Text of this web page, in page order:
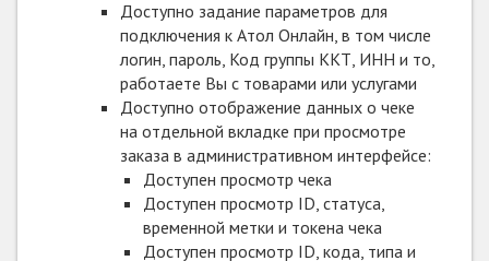
Доступно задание параметров для
подключения к Атол Онлайн, в том числе
логин, пароль, Код группы ККТ, ИНН и то,
работаете Вы с товарами или услугами
Доступно отображение данных о чеке
на отдельной вкладке при просмотре
заказа в административном интерфейсе:
Доступен просмотр чека
Доступен просмотр ID, статуса,
временной метки и токена чека
Доступен просмотр ID, кода, типа и